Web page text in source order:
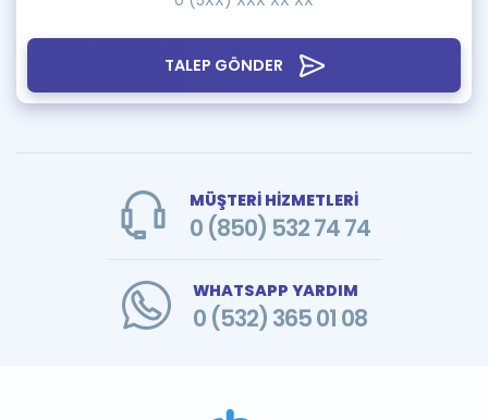
TALEP GÖNDER
MÜŞTERİ HİZMETLERİ
0 (850) 532 74 74
WHATSAPP YARDIM
0 (532) 365 01 08